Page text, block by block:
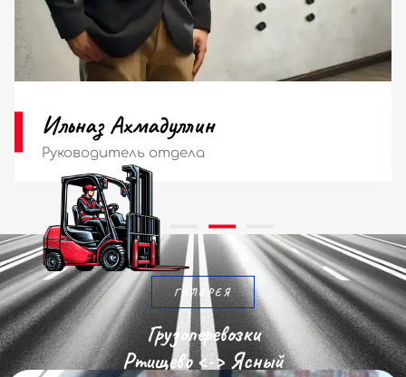
Мария Ильина
Диспетчер
ГАЛЕРЕЯ
Грузоперевозки
Ртищево <-> Ясный